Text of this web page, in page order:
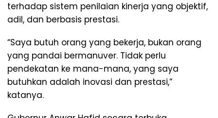
terhadap sistem penilaian kinerja yang objektif,
adil, dan berbasis prestasi.
“Saya butuh orang yang bekerja, bukan orang
yang pandai bermanuver. Tidak perlu
pendekatan ke mana-mana, yang saya
butuhkan adalah inovasi dan prestasi,”
katanya.